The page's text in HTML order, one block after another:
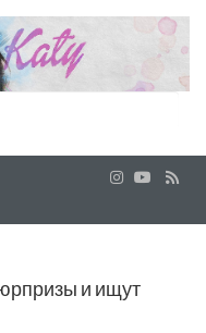
и ищут